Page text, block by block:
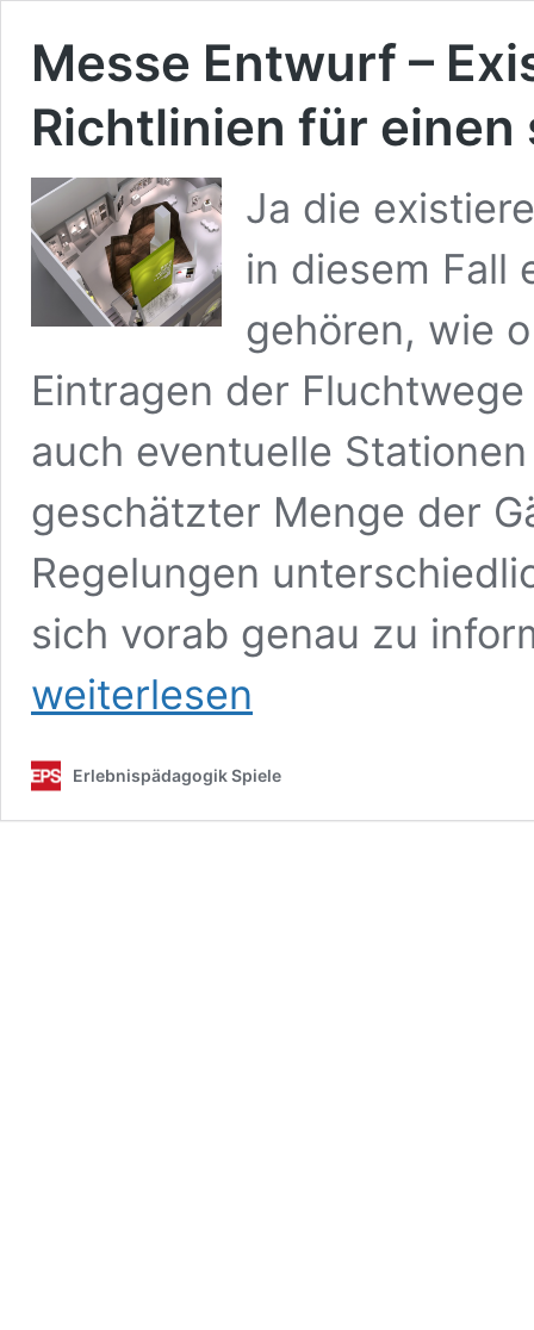
Messe Entwurf –
Richtlinien für
Ja die
in diesem Fall
gehören, wie
Eintragen der
auch eventuelle
geschätzter Menge der
Regelungen
sich vorab genau zu
weiterlesen
Erlebnispädagogik Spiele